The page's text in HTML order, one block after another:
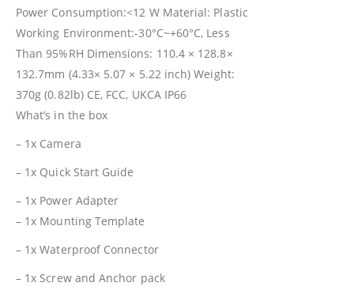
Power Consumption:<12 W Material: Plastic
Working Environment:-30°C~+60°C, Less
Than 95%RH Dimensions: 110.4 × 128.8×
132.7mm (4.33× 5.07 × 5.22 inch) Weight:
370g (0.82lb) CE, FCC, UKCA IP66
What’s in the box
– 1x Camera
– 1x Quick Start Guide
– 1x Power Adapter
– 1x Mounting Template
– 1x Waterproof Connector
– 1x Screw and Anchor pack